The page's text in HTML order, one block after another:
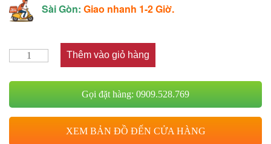
Sài Gòn: Giao nhanh 1-2 Giờ.
Thêm vào giỏ hàng
Gọi đặt hàng: 0909.528.769
XEM BẢN ĐỒ ĐẾN CỬA HÀNG